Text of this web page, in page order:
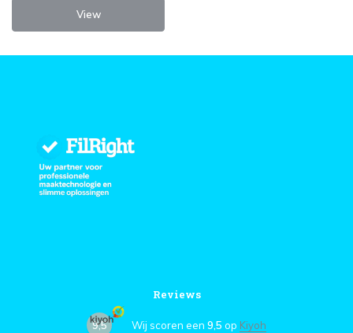
View
Reviews
9,5 Wij scoren een 9,5 op Kiyoh